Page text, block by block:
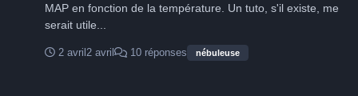
MAP en fonction de la température. Un tuto, s'il existe, me
serait utile...
2 avril 2 avril 10 réponses nébuleuse